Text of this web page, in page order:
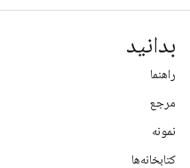
بدانید
راهنما
مرجع
نمونه
کتابخانه‌ها